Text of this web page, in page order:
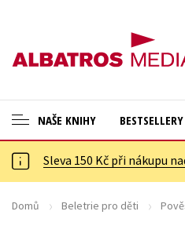
NAŠE KNIHY
ANGLICKÉ KNIHY -20 %
VÝPRODEJ -70 %
BESTSELLERY
Sleva 150 Kč při nákupu
Domů Beletrie pro děti